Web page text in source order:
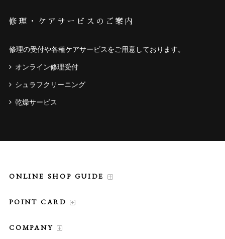
修理・ケアサービスのご案内
修理の受付や各種ケアサービスをご用意しております。
オンライン修理受付
シュラフクリーニング
乾燥サービス
ONLINE SHOP GUIDE
POINT CARD
COMPANY